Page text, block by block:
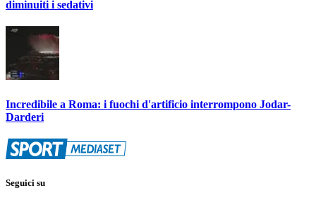
diminuiti i sedativi
Incredibile a Roma: i fuochi d'artificio interrompono Jodar-
Darderi
Seguici su